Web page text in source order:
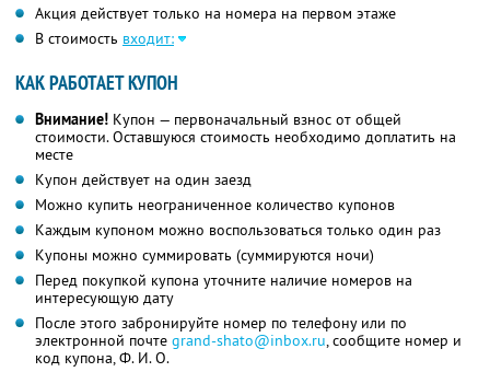
Акция действует только на номера на первом этаже
В стоимость входит:
КАК РАБОТАЕТ КУПОН
Внимание! Купон — первоначальный взнос от общей
стоимости. Оставшуюся стоимость необходимо доплатить на
месте
Купон действует на один заезд
Можно купить неограниченное количество купонов
Каждым купоном можно воспользоваться только один раз
Купоны можно суммировать (суммируются ночи)
Перед покупкой купона уточните наличие номеров на
интересующую дату
После этого забронируйте номер по телефону или по
электронной почте grand-shato@inbox.ru, сообщите номер и
код купона, Ф. И. О.